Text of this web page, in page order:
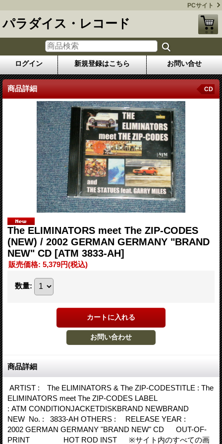
PCサイト
パラダイス・レコード
ログイン 新規登録はこちら お問い合せ
商品詳細 CD
The ELIMINATORS meet The ZIP-CODES
(NEW) / 2002 GERMAN GERMANY "BRAND
NEW" CD [ATM 3833-AH]
販売価格: 5,379円(税込)
数量:
商品詳細
ARTIST : The ELIMINATORS & The ZIP-CODESTITLE : The
ELIMINATORS meet The ZIP-CODES LABEL
: ATM CONDITIONJACKETDISKBRAND NEWBRAND
NEW No. : 3833-AH OTHERS : RELEASE YEAR :
2002 GERMAN GERMANY "BRAND NEW" CD OUT-OF-
PRINT HOT ROD INST ※サイト内のすべての画